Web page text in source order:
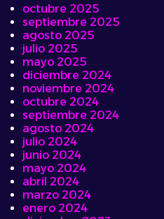
octubre 2025
septiembre 2025
agosto 2025
julio 2025
mayo 2025
diciembre 2024
noviembre 2024
octubre 2024
septiembre 2024
agosto 2024
julio 2024
junio 2024
mayo 2024
abril 2024
marzo 2024
enero 2024